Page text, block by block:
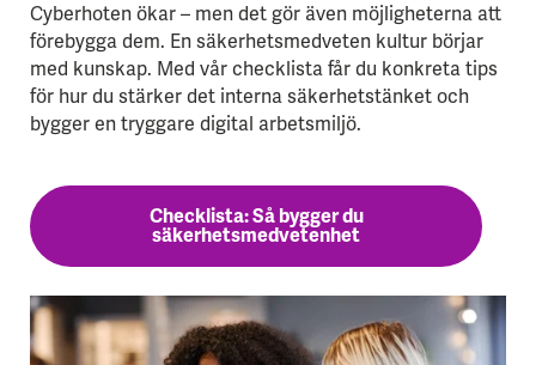
Cyberhoten ökar – men det gör även möjligheterna att
förebygga dem. En säkerhetsmedveten kultur börjar
med kunskap. Med vår checklista får du konkreta tips
för hur du stärker det interna säkerhetstänket och
bygger en tryggare digital arbetsmiljö.
Checklista: Så bygger du
säkerhetsmedvetenhet